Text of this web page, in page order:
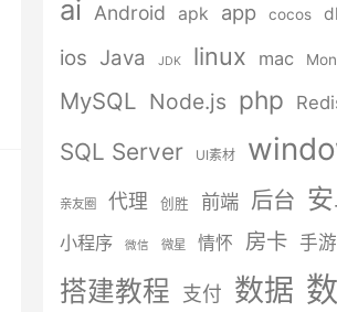
ai Android apk app cocos
ios Java JDK linux mac
MySQL Node.js php
SQL Server UI素材
亲友圈 代理 创胜 前端 后台
小程序 微信 微星 情怀 房卡 手游
搭建教程 支付 数据